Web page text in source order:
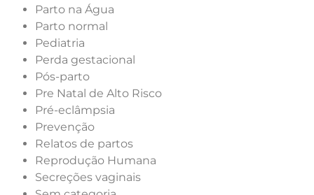
Parto na Água
Parto normal
Pediatria
Perda gestacional
Pós-parto
Pre Natal de Alto Risco
Pré-eclâmpsia
Prevenção
Relatos de partos
Reprodução Humana
Secreções vaginais